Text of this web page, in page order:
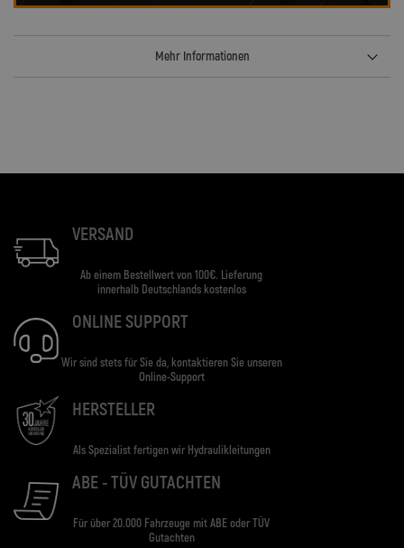
Mehr Informationen
VERSAND
Ab einem Bestellwert von 100€. Lieferung
innerhalb Deutschlands kostenlos
ONLINE SUPPORT
Wir sind stets für Sie da, kontaktieren Sie unseren
Online-Support
HERSTELLER
Als Spezialist fertigen wir Hydraulikleitungen
ABE - TÜV GUTACHTEN
Für über 20.000 Fahrzeuge mit ABE oder TÜV
Gutachten